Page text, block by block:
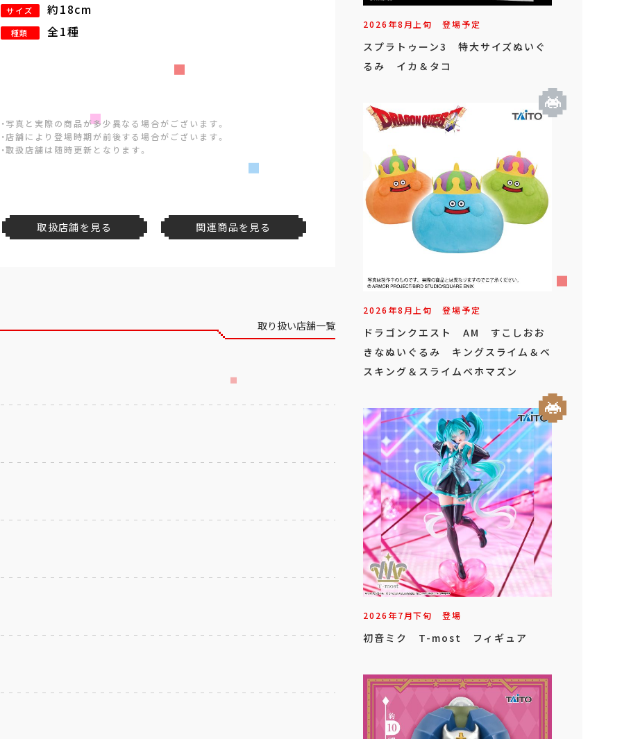
サイズ 約18cm
種類 全1種
・写真と実際の商品が多少異なる場合がございます。
・店舗により登場時期が前後する場合がございます。
・取扱店舗は随時更新となります。
取扱店舗を見る 関連商品を見る
取り扱い店舗一覧
2026年8月上旬 登場予定
スプラトゥーン3 特大サイズぬいぐ
るみ イカ＆タコ
2026年8月上旬 登場予定
ドラゴンクエスト AM すこしおお
きなぬいぐるみ キングスライム＆ベ
スキング＆スライムベホマズン
2026年7月下旬 登場
初音ミク T-most フィギュア